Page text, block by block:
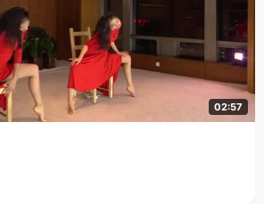
02:57